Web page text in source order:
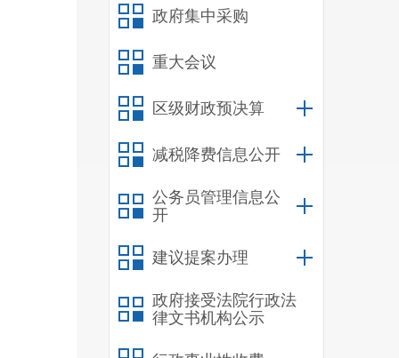
政府集中采购
重大会议
区级财政预决算
减税降费信息公开
公务员管理信息公
开
建议提案办理
政府接受法院行政法
律文书机构公示